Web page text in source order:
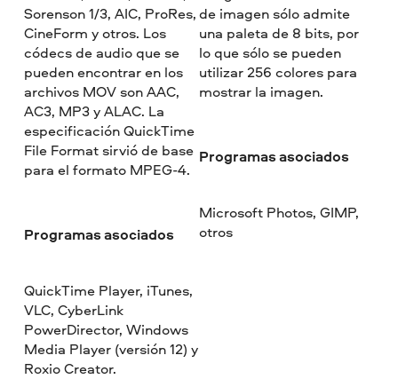
Sorenson 1/3, AIC, ProRes,
CineForm y otros. Los
códecs de audio que se
pueden encontrar en los
archivos MOV son AAC,
AC3, MP3 y ALAC. La
especificación QuickTime
File Format sirvió de base
para el formato MPEG-4.
Programas asociados
QuickTime Player, iTunes,
VLC, CyberLink
PowerDirector, Windows
Media Player (versión 12) y
Roxio Creator.
de imagen sólo admite
una paleta de 8 bits, por
lo que sólo se pueden
utilizar 256 colores para
mostrar la imagen.
Programas asociados
Microsoft Photos, GIMP,
otros